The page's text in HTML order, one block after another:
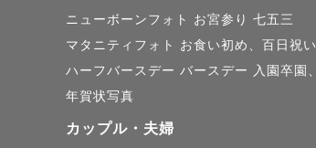
ニューボーンフォト お宮参り 七五三
マタニティフォト
お食い初め、百日祝い
ハーフバースデー バースデー
入園卒園
年賀状写真
カップル・夫婦